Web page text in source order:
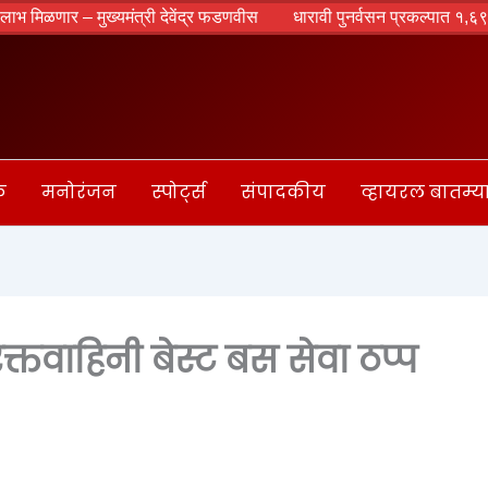
– मुख्यमंत्री देवेंद्र फडणवीस धारावी पुनर्वसन प्रकल्पात १,६९३ झाडांवर
मनोरंजन स्पोर्ट्स संपादकीय व्हायरल
बेस्ट बस सेवा ठप्प